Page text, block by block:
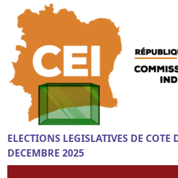
ELECTIONS LEGISLATIVES DE
DECEMBRE 2025